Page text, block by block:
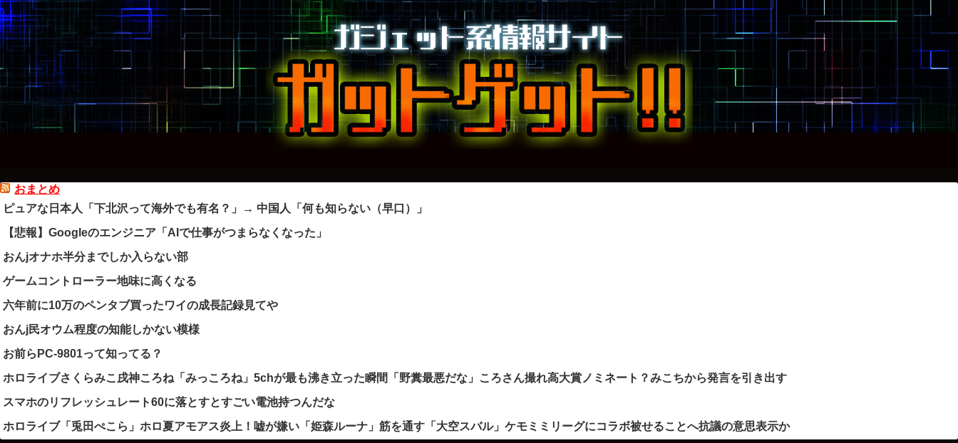
おまとめ
ピュアな日本人「下北沢って海外でも有名？」→ 中国人「何も知らない（早口）」
【悲報】Googleのエンジニア「AIで仕事がつまらなくなった」
おんjオナホ半分までしか入らない部
ゲームコントローラー地味に高くなる
六年前に10万のペンタブ買ったワイの成長記録見てや
おんj民オウム程度の知能しかない模様
お前らPC-9801って知ってる？
ホロライブさくらみこ戌神ころね「みっころね」5chが最も沸き立った瞬間「野糞最悪だな」ころさん撮れ高大賞ノミネート？みこちから発言を引き出す
スマホのリフレッシュレート60に落とすとすごい電池持つんだな
ホロライブ「兎田ぺこら」ホロ夏アモアス炎上！嘘が嫌い「姫森ルーナ」筋を通す「大空スバル」ケモミミリーグにコラボ被せることへ抗議の意思表示か